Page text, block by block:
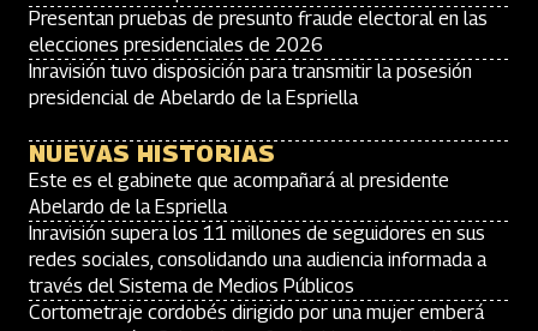
Presentan pruebas de presunto fraude electoral en las
elecciones presidenciales de 2026
Inravisión tuvo disposición para transmitir la posesión
presidencial de Abelardo de la Espriella
NUEVAS HISTORIAS
Este es el gabinete que acompañará al presidente
Abelardo de la Espriella
Inravisión supera los 11 millones de seguidores en sus
redes sociales, consolidando una audiencia informada a
través del Sistema de Medios Públicos
Cortometraje cordobés dirigido por una mujer emberá